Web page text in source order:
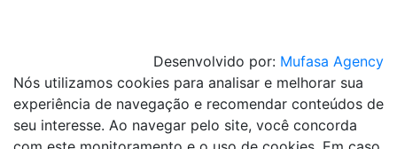
Desenvolvido por: Mufasa Agency
Nós utilizamos cookies para analisar e melhorar sua
experiência de navegação e recomendar conteúdos de
seu interesse. Ao navegar pelo site, você concorda